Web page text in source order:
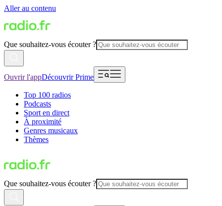
Aller au contenu
Que souhaitez-vous écouter ?
Ouvrir l'appDécouvrir Prime
Top 100 radios
Podcasts
Sport en direct
À proximité
Genres musicaux
Thèmes
Que souhaitez-vous écouter ?